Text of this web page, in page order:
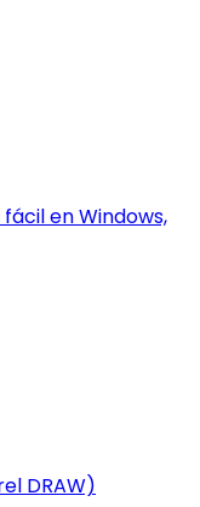
en Windows,
DRAW)